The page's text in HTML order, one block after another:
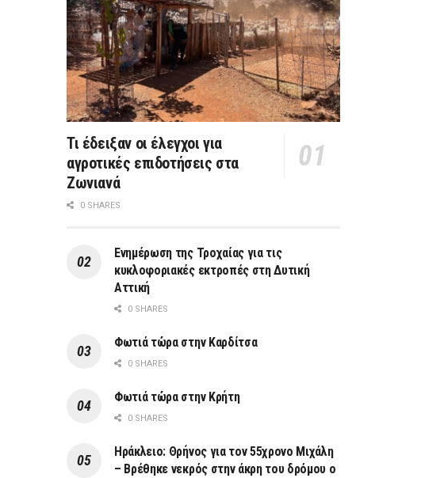
Τι έδειξαν οι έλεγχοι για
αγροτικές επιδοτήσεις στα
Ζωνιανά
0 SHARES
Ενημέρωση της Τροχαίας για τις
κυκλοφοριακές εκτροπές στη Δυτική
Αττική
0 SHARES
Φωτιά τώρα στην Καρδίτσα
0 SHARES
Φωτιά τώρα στην Κρήτη
0 SHARES
Ηράκλειο: Θρήνος για τον 55χρονο Μιχάλη
– Βρέθηκε νεκρός στην άκρη του δρόμου ο